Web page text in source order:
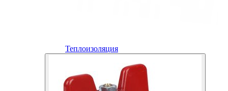
Теплоизоляция